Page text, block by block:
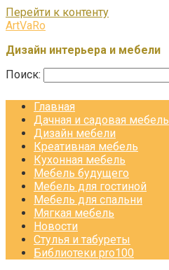
Перейти к контенту
ArtVaRo
Дизайн интерьера и мебели
Поиск:
Главная
Дачная и садовая мебель
Дизайн мебели
Креативная мебель
Кухонная мебель
Мебель будущего
Мебель для гостиной
Мебель для спальни
Мягкая мебель
Новости
Стулья и табуреты
Библиотеки pro100